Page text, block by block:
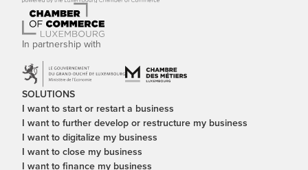
In partnership with
SOLUTIONS
I want to start or restart a business
I want to further develop or restructure my business
I want to digitalize my business
I want to close my business
I want to finance my business